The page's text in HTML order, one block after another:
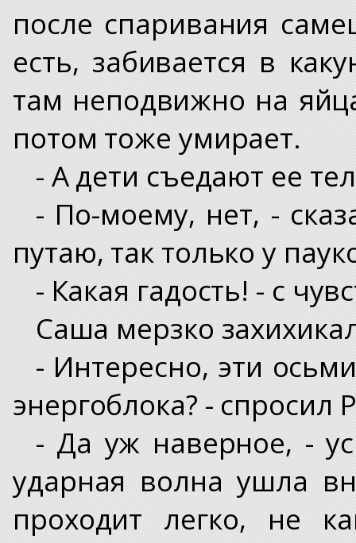
после спаривания
есть, забивается в
там неподвижно на
потом тоже умирает.
- А дети съедают ее
- По-моему, нет, -
путаю, так только у
- Какая гадость! - с
Саша мерзко
- Интересно, эти
энергоблока? - спросил
- Да уж наверное, -
ударная волна ушла
проходит легко, не